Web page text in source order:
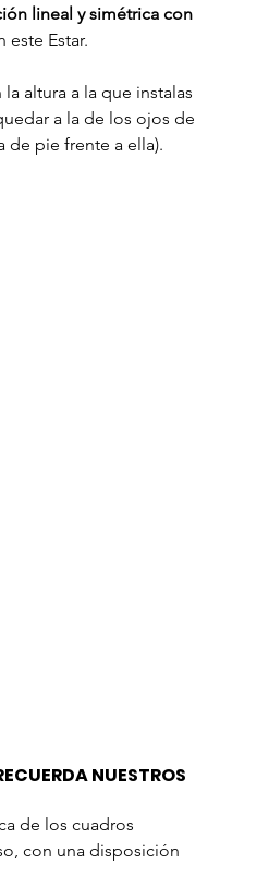
lineal y simétrica con
este Estar.
altura a la que instalas
a la de los ojos de
de pie frente a ella).
NUESTROS
de los cuadros
con una disposición